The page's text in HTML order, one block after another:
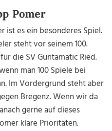
Pomer
ist es ein besonderes Spiel.
steht vor seinem 100.
die SV Guntamatic Ried.
man 100 Spiele bei
Im Vordergrund steht aber
Bregenz. Wenn wir da
gerne auf dieses
klare Prioritäten.